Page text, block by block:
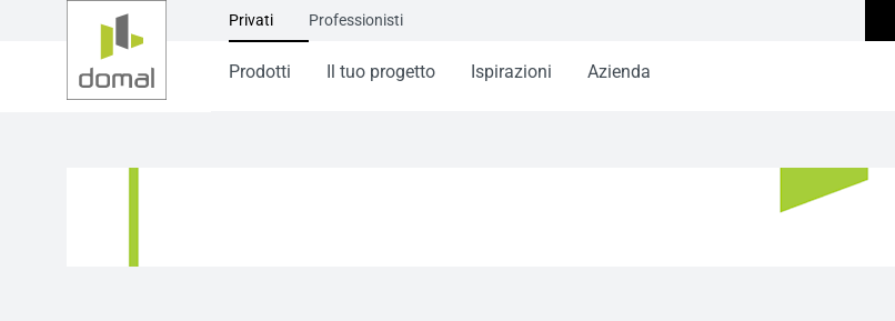
Privati Professionisti
Prodotti Il tuo progetto Ispirazioni Azienda